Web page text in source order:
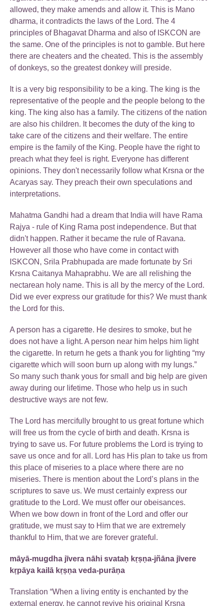
allowed, they make amends and allow it. This is Mano
dharma, it contradicts the laws of the Lord. The 4
principles of Bhagavat Dharma and also of ISKCON are
the same. One of the principles is not to gamble. But here
there are cheaters and the cheated. This is the assembly
of donkeys, so the greatest donkey will preside.
It is a very big responsibility to be a king. The king is the
representative of the people and the people belong to the
king. The king also has a family. The citizens of the nation
are also his children. It becomes the duty of the king to
take care of the citizens and their welfare. The entire
empire is the family of the King. People have the right to
preach what they feel is right. Everyone has different
opinions. They don't necessarily follow what Krsna or the
Acaryas say. They preach their own speculations and
interpretations.
Mahatma Gandhi had a dream that India will have Rama
Rajya - rule of King Rama post independence. But that
didn't happen. Rather it became the rule of Ravana.
However all those who have come in contact with
ISKCON, Srila Prabhupada are made fortunate by Sri
Krsna Caitanya Mahaprabhu. We are all relishing the
nectarean holy name. This is all by the mercy of the Lord.
Did we ever express our gratitude for this? We must thank
the Lord for this.
A person has a cigarette. He desires to smoke, but he
does not have a light. A person near him helps him light
the cigarette. In return he gets a thank you for lighting “my
cigarette which will soon burn up along with my lungs.”
So many such thank yous for small and big help are given
away during our lifetime. Those who help us in such
destructive ways are not few.
The Lord has mercifully brought to us great fortune which
will free us from the cycle of birth and death. Krsna is
trying to save us. For future problems the Lord is trying to
save us once and for all. Lord has His plan to take us from
this place of miseries to a place where there are no
miseries. There is mention about the Lord’s plans in the
scriptures to save us. We must certainly express our
gratitude to the Lord. We must offer our obeisances.
When we bow down in front of the Lord and offer our
gratitude, we must say to Him that we are extremely
thankful to Him, that we are forever grateful.
māyā-mugdha jīvera nāhi svataḥ kṛṣṇa-jñāna jīvere
kṛpāya kailā kṛṣṇa veda-purāṇa
Translation “When a living entity is enchanted by the
external energy, he cannot revive his original Kṛṣṇa